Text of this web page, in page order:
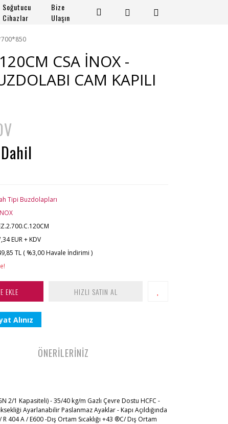
Soğutucu
Cihazlar
Bize
Ulaşın
CSA İNOX -
CAM KAPILI
Tipi Buzdolapları
EUR + KDV
TL ( %3,00 Havale İndirimi )
EKLE HIZLI SATIN AL
Alınız
2/1 Kapasiteli) - 35/40 kg/m Gazlı Çevre Dostu HCFC -
Ayarlanabilir Paslanmaz Ayaklar - Kapı Açıldığında
A / E600 -Dış Ortam Sıcaklığı +43 ®C/ Dış Ortam
ÖNERİLERİNİZ